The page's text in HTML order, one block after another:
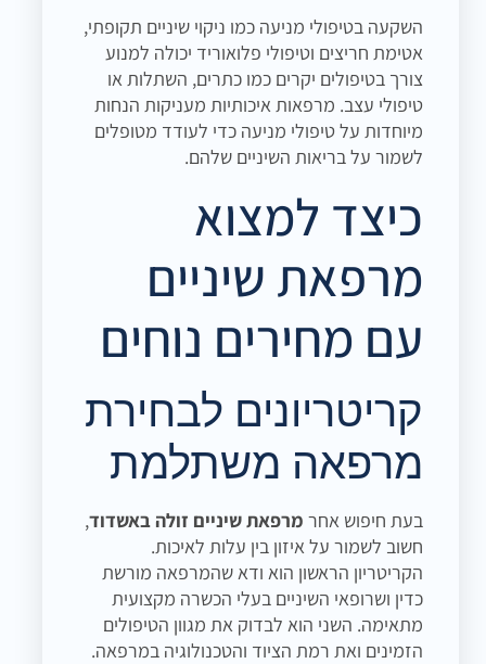
השקעה בטיפולי מניעה כמו ניקוי שיניים תקופתי,
אטימת חריצים וטיפולי פלואוריד יכולה למנוע
צורך בטיפולים יקרים כמו כתרים, השתלות או
טיפולי עצב. מרפאות איכותיות מעניקות הנחות
מיוחדות על טיפולי מניעה כדי לעודד מטופלים
לשמור על בריאות השיניים שלהם.
כיצד למצוא
מרפאת שיניים
עם מחירים נוחים
קריטריונים לבחירת
מרפאה משתלמת
בעת חיפוש אחר מרפאת שיניים זולה באשדוד,
חשוב לשמור על איזון בין עלות לאיכות.
הקריטריון הראשון הוא ודא שהמרפאה מורשת
כדין ושרופאי השיניים בעלי הכשרה מקצועית
מתאימה. השני הוא לבדוק את מגוון הטיפולים
הזמינים ואת רמת הציוד והטכנולוגיה במרפאה.